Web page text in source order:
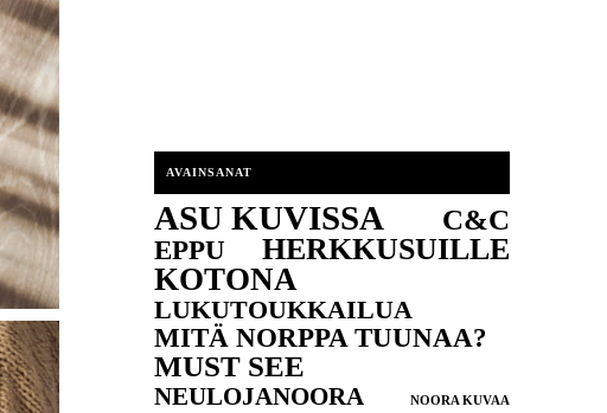
AVAINSANAT
ASU KUVISSA C&C
EPPU HERKKUSUILLE
KOTONA
LUKUTOUKKAILUA
MITÄ NORPPA TUUNAA?
MUST SEE
NEULOJANOORA NOORA KUVAA